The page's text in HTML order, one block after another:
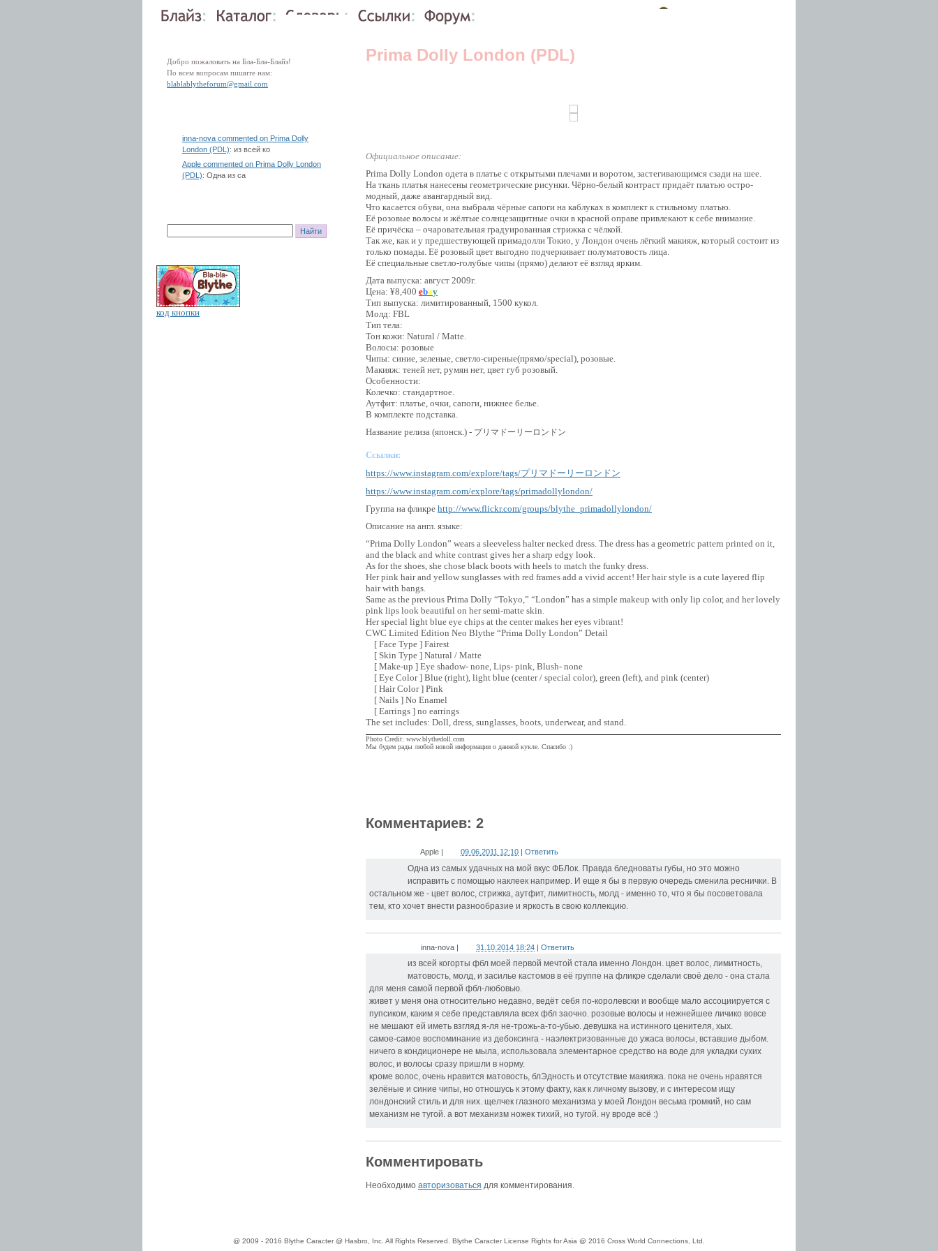
Добро пожаловать на Бла-Бла-Блайз!
По всем вопросам пишите нам:
blablablytheforum@gmail.com
inna-nova commented on Prima Dolly
London (PDL): из всей ко
Apple commented on Prima Dolly London
(PDL): Одна из са
код кнопки
Prima Dolly London (PDL)
Официальное описание:
Prima Dolly London одета в платье с открытыми плечами и воротом, застегивающимся сзади на шее.
На ткань платья нанесены геометрические рисунки. Чёрно-белый контраст придаёт платью остро-
модный, даже авангардный вид.
Что касается обуви, она выбрала чёрные сапоги на каблуках в комплект к стильному платью.
Её розовые волосы и жёлтые солнцезащитные очки в красной оправе привлекают к себе внимание.
Её причёска – очаровательная градуированная стрижка с чёлкой.
Так же, как и у предшествующей примадолли Токио, у Лондон очень лёгкий макияж, который состоит из
только помады. Её розовый цвет выгодно подчеркивает полуматовость лица.
Её специальные светло-голубые чипы (прямо) делают её взгляд ярким.
Дата выпуска: август 2009г.
Цена: ¥8,400 ebay
Тип выпуска: лимитированный, 1500 кукол.
Молд: FBL
Тип тела:
Тон кожи: Natural / Matte.
Волосы: розовые
Чипы: синие, зеленые, светло-сиреные(прямо/special), розовые.
Макияж: теней нет, румян нет, цвет губ розовый.
Особенности:
Колечко: стандартное.
Аутфит: платье, очки, сапоги, нижнее белье.
В комплекте подставка.
Название релиза (японск.) - プリマドーリーロンドン
Cсылки:
https://www.instagram.com/explore/tags/プリマドーリーロンドン
https://www.instagram.com/explore/tags/primadollylondon/
Группа на фликре http://www.flickr.com/groups/blythe_primadollylondon/
Описание на англ. языке:
“Prima Dolly London” wears a sleeveless halter necked dress. The dress has a geometric pattern printed on it,
and the black and white contrast gives her a sharp edgy look.
As for the shoes, she chose black boots with heels to match the funky dress.
Her pink hair and yellow sunglasses with red frames add a vivid accent! Her hair style is a cute layered flip
hair with bangs.
Same as the previous Prima Dolly “Tokyo,” “London” has a simple makeup with only lip color, and her lovely
pink lips look beautiful on her semi-matte skin.
Her special light blue eye chips at the center makes her eyes vibrant!
CWC Limited Edition Neo Blythe “Prima Dolly London” Detail
[ Face Type ] Fairest
[ Skin Type ] Natural / Matte
[ Make-up ] Eye shadow- none, Lips- pink, Blush- none
[ Eye Color ] Blue (right), light blue (center / special color), green (left), and pink (center)
[ Hair Color ] Pink
[ Nails ] No Enamel
[ Earrings ] no earrings
The set includes: Doll, dress, sunglasses, boots, underwear, and stand.
Photo Credit: www.blythedoll.com
Мы будем рады любой новой информации о данной кукле. Спасибо :)
Комментариев: 2
Apple 09.06.2011 12:10 Ответить
Одна из самых удачных на мой вкус ФБЛок. Правда бледноваты губы, но это можно
исправить с помощью наклеек например. И еще я бы в первую очередь сменила реснички. В
остальном же - цвет волос, стрижка, аутфит, лимитность, молд - именно то, что я бы посоветовала
тем, кто хочет внести разнообразие и яркость в свою коллекцию.
inna-nova | 31.10.2014 18:24 | Ответить
из всей когорты фбл моей первой мечтой стала именно Лондон. цвет волос, лимитность,
матовость, молд, и засилье кастомов в её группе на фликре сделали своё дело - она стала
для меня самой первой фбл-любовью.
живет у меня она относительно недавно, ведёт себя по-королевски и вообще мало ассоциируется с
пупсиком, каким я себе представляла всех фбл заочно. розовые волосы и нежнейшее личико вовсе
не мешают ей иметь взгляд я-ля не-трожь-а-то-убью. девушка на истинного ценителя, хых.
самое-самое воспоминание из дебоксинга - наэлектризованные до ужаса волосы, вставшие дыбом.
ничего в кондиционере не мыла, использовала элементарное средство на воде для укладки сухих
волос, и волосы сразу пришли в норму.
кроме волос, очень нравится матовость, блЭдность и отсутствие макияжа. пока не очень нравятся
зелёные и синие чипы, но отношусь к этому факту, как к личному вызову, и с интересом ищу
лондонский стиль и для них. щелчек глазного механизма у моей Лондон весьма громкий, но сам
механизм не тугой. а вот механизм ножек тихий, но тугой. ну вроде всё :)
Комментировать
Необходимо авторизоваться для комментирования.
@ 2009 - 2016 Blythe Caracter @ Hasbro, Inc. All Rights Reserved. Blythe Caracter License Rights for Asia @ 2016 Cross World Connections, Ltd.